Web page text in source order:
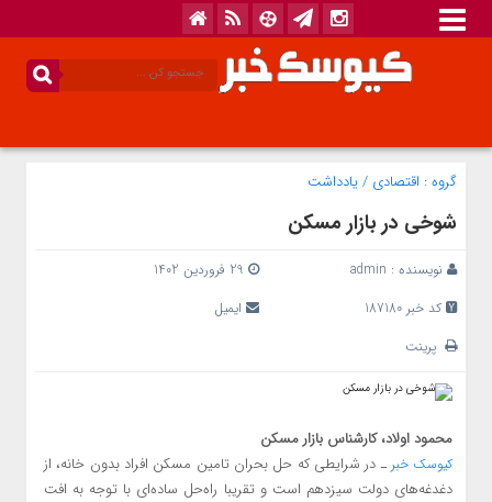
گروه : اقتصادی /یادداشت
شوخی در بازار مسکن
نویسنده : admin
کد خبر 187180
ایمیل
پرینت
محمود اولاد، کارشناس بازار مسکن
کیوسک خبر ـ در شرایطی که حل بحران تامین مسکن افراد بدون خانه، از
دغدغه‌های دولت سیزدهم است و تقریبا راه‌حل ساده‌ای با توجه به افت